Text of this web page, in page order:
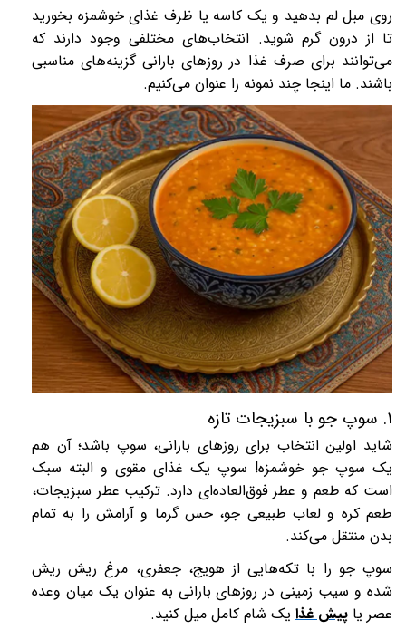
روی مبل لم بدهید و یک کاسه یا ظرف غذای خوشمزه بخورید
تا از درون گرم شوید. انتخاب‌های مختلفی وجود دارند که
می‌توانند برای صرف غذا در روزهای بارانی گزینه‌های مناسبی
باشند. ما اینجا چند نمونه را عنوان می‌کنیم.
۱. سوپ جو با سبزیجات تازه
شاید اولین انتخاب برای روزهای بارانی، سوپ باشد؛ آن هم
یک سوپ جو خوشمزه! سوپ یک غذای مقوی و البته سبک
است که طعم و عطر فوق‌العاده‌ای دارد. ترکیب عطر سبزیجات،
طعم کره و لعاب طبیعی جو، حس گرما و آرامش را به تمام
بدن منتقل می‌کند.
سوپ جو را با تکه‌هایی از هویج، جعفری، مرغ ریش ریش
شده و سیب زمینی در روزهای بارانی به عنوان یک میان وعده
عصر یا پیش غذا یک شام کامل میل کنید.